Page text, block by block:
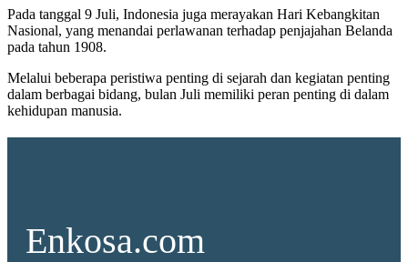
Pada tanggal 9 Juli, Indonesia juga merayakan Hari Kebangkitan
Nasional, yang menandai perlawanan terhadap penjajahan Belanda
pada tahun 1908.
Melalui beberapa peristiwa penting di sejarah dan kegiatan penting
dalam berbagai bidang, bulan Juli memiliki peran penting di dalam
kehidupan manusia.
Enkosa.com